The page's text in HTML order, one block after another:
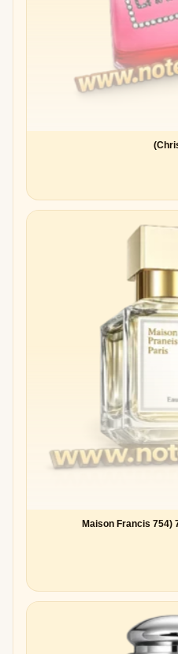
عطر میسون فرانسیس کرکجان 754 (754 Maison Francis